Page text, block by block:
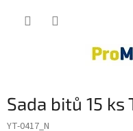
Sada bitů 15 ks
YT-0417_N